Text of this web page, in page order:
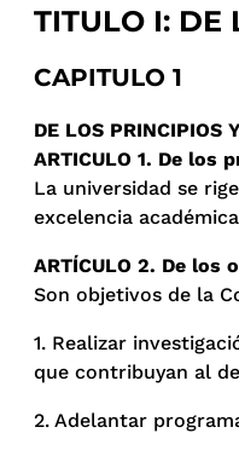
TITULO I: DE
CAPITULO 1
DE LOS PRINCIPIOS
ARTICULO 1. De los
La universidad se
excelencia
ARTÍCULO 2. De los
Son objetivos de la
1. Realizar
que contribuyan al
2. Adelantar